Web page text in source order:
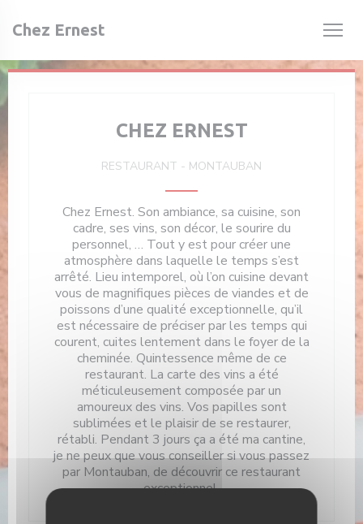
Chez Ernest
CHEZ ERNEST
RESTAURANT - MONTAUBAN
Chez Ernest. Son ambiance, sa cuisine, son
cadre, ses vins, son décor, le sourire du
personnel, … Tout y est pour créer une
atmosphère dans laquelle le temps s’est
arrêté. Lieu intemporel, où l’on cuisine devant
vous de magnifiques pièces de viandes et de
poissons d’une qualité exceptionnelle, qu’il
est nécessaire de préciser par les temps qui
courent, cuites lentement dans le foyer de la
cheminée. Quintessence même de ce
restaurant. La carte des vins a été
méticuleusement composée par un
amoureux des vins. Vos papilles sont
sublimées et le plaisir de se restaurer,
rétabli. Pendant 3 jours ça a été ma cantine,
je ne peux que vous conseiller si vous passez
par Montauban, de découvrir ce restaurant
exceptionnel.